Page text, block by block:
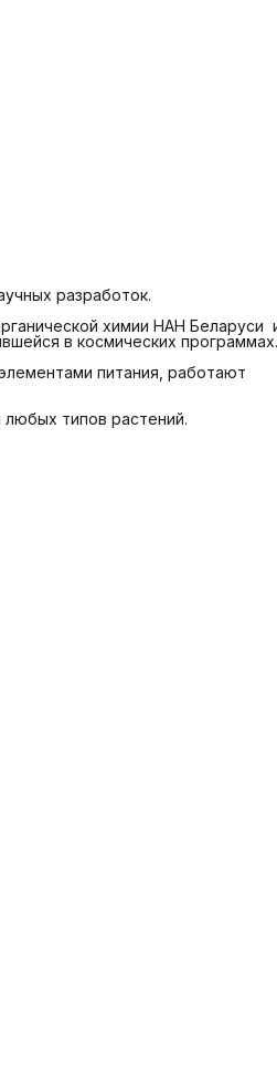
разработок.
химии НАН Беларуси
в космических программах.
питания, работают
типов растений.